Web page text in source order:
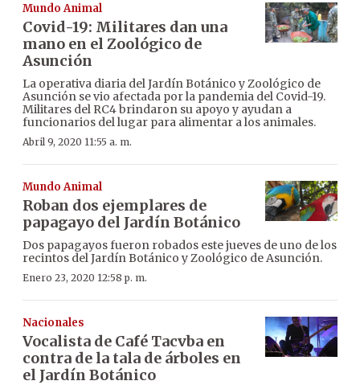
Mundo Animal
Covid-19: Militares dan una
mano en el Zoológico de
Asunción
La operativa diaria del Jardín Botánico y Zoológico de
Asunción se vio afectada por la pandemia del Covid-19.
Militares del RC4 brindaron su apoyo y ayudan a
funcionarios del lugar para alimentar a los animales.
Abril 9, 2020 11:55 a. m.
Mundo Animal
Roban dos ejemplares de
papagayo del Jardín Botánico
Dos papagayos fueron robados este jueves de uno de los
recintos del Jardín Botánico y Zoológico de Asunción.
Enero 23, 2020 12:58 p. m.
Nacionales
Vocalista de Café Tacvba en
contra de la tala de árboles en
el Jardín Botánico